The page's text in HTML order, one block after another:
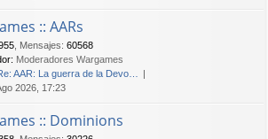
:: AARs
Mensajes: 60568
Moderadores Wargames
AAR: La guerra de la Devo…
2026, 17:23
:: Dominions